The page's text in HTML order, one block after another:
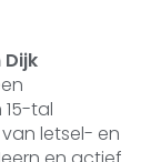
tal
letsel- en